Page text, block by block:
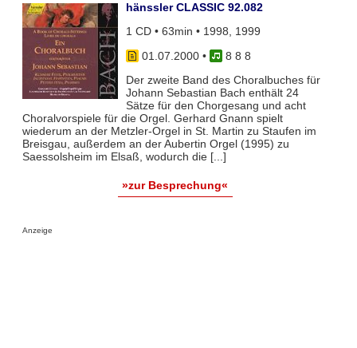
hänssler CLASSIC 92.082
1 CD • 63min • 1998, 1999
01.07.2000•
8 8 8
Der zweite Band des Choralbuches für
Johann Sebastian Bach enthält 24
Sätze für den Chorgesang und acht
Choralvorspiele für die Orgel. Gerhard Gnann spielt
wiederum an der Metzler-Orgel in St. Martin zu Staufen im
Breisgau, außerdem an der Aubertin Orgel (1995) zu
Saessolsheim im Elsaß, wodurch die [...]
»zur Besprechung«
Anzeige